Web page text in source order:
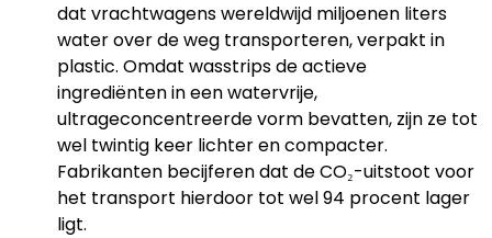
dat vrachtwagens wereldwijd miljoenen liters
water over de weg transporteren, verpakt in
plastic. Omdat wasstrips de actieve
ingrediënten in een watervrije,
ultrageconcentreerde vorm bevatten, zijn ze tot
wel twintig keer lichter en compacter.
Fabrikanten becijferen dat de CO₂-uitstoot voor
het transport hierdoor tot wel 94 procent lager
ligt.